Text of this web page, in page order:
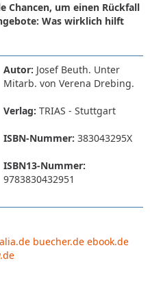
Chancen, um einen Rückfall
Was wirklich hilft
Autor: Josef Beuth. Unter
Mitarb. von Verena Drebing.
Verlag: TRIAS - Stuttgart
ISBN-Nummer: 383043295X
ISBN13-Nummer:
9783830432951
buecher.de ebook.de